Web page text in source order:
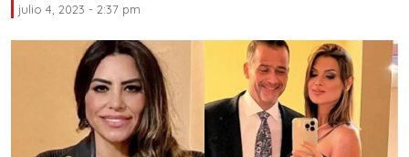
julio 4, 2023 - 2:37 pm